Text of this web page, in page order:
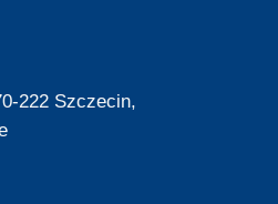
222 Szczecin,